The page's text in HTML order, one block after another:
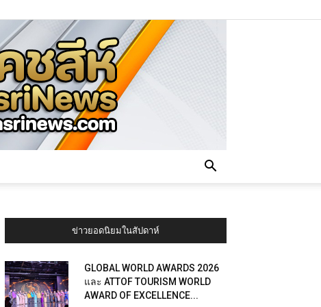
ข่าวยอดนิยมในสัปดาห์
GLOBAL WORLD AWARDS 2026
และ ATTOF TOURISM WORLD
AWARD OF EXCELLENCE...